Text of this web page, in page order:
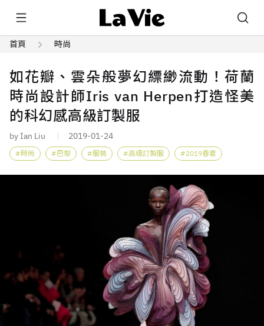
首頁 時尚
如花瓣、雲朵般夢幻縹緲流動！荷蘭
時尚設計師Iris van Herpen打造怪美
的科幻感高級訂製服
by Ian Liu 2019-01-24
時尚 巴黎 服裝 高級訂製服 2019春夏